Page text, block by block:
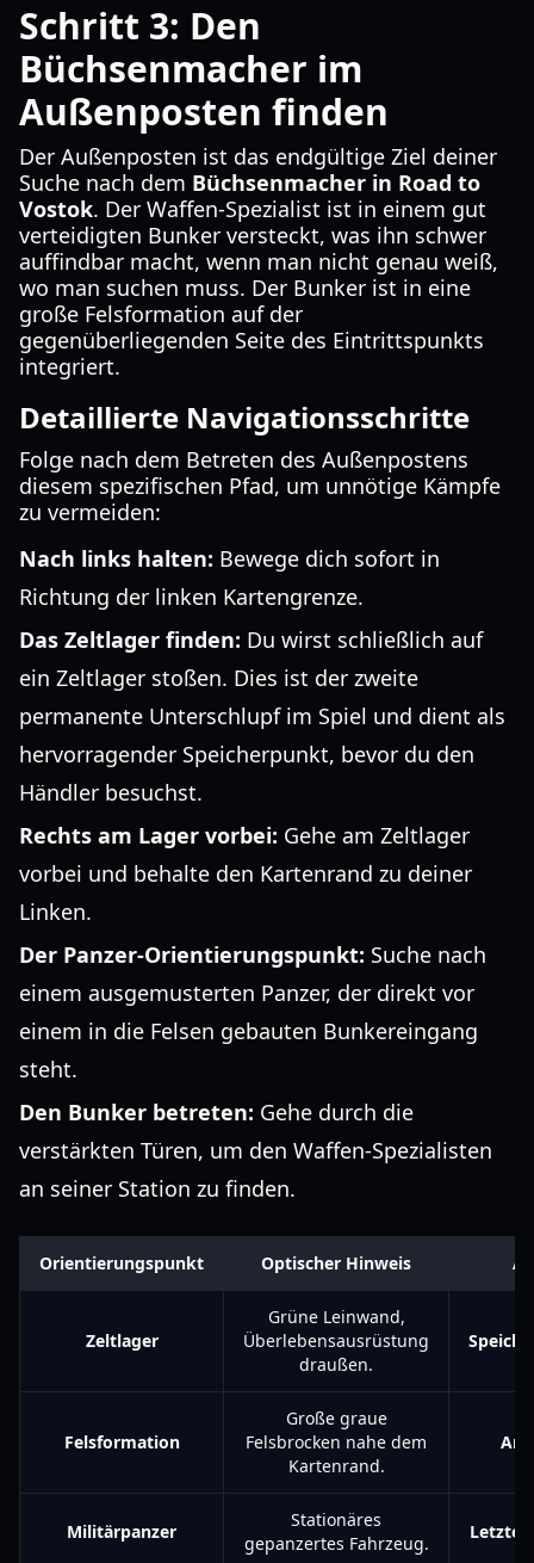
Schritt 3: Den
Büchsenmacher im
Außenposten finden
Der Außenposten ist das endgültige Ziel deiner
Suche nach dem Büchsenmacher in Road to
Vostok. Der Waffen-Spezialist ist in einem gut
verteidigten Bunker versteckt, was ihn schwer
auffindbar macht, wenn man nicht genau weiß,
wo man suchen muss. Der Bunker ist in eine
große Felsformation auf der
gegenüberliegenden Seite des Eintrittspunkts
integriert.
Detaillierte Navigationsschritte
Folge nach dem Betreten des Außenpostens
diesem spezifischen Pfad, um unnötige Kämpfe
zu vermeiden:
Nach links halten: Bewege dich sofort in
Richtung der linken Kartengrenze.
Das Zeltlager finden: Du wirst schließlich auf
ein Zeltlager stoßen. Dies ist der zweite
permanente Unterschlupf im Spiel und dient als
hervorragender Speicherpunkt, bevor du den
Händler besuchst.
Rechts am Lager vorbei: Gehe am Zeltlager
vorbei und behalte den Kartenrand zu deiner
Linken.
Der Panzer-Orientierungspunkt: Suche nach
einem ausgemusterten Panzer, der direkt vor
einem in die Felsen gebauten Bunkereingang
steht.
Den Bunker betreten: Gehe durch die
verstärkten Türen, um den Waffen-Spezialisten
an seiner Station zu finden.
Orientierungspunkt Optischer Hinweis
Zeltlager
Grüne Leinwand,
Überlebensausrüstung
draußen.
Felsformation
Große graue
Felsbrocken nahe dem
Kartenrand.
Militärpanzer
Stationäres
gepanzertes Fahrzeug.